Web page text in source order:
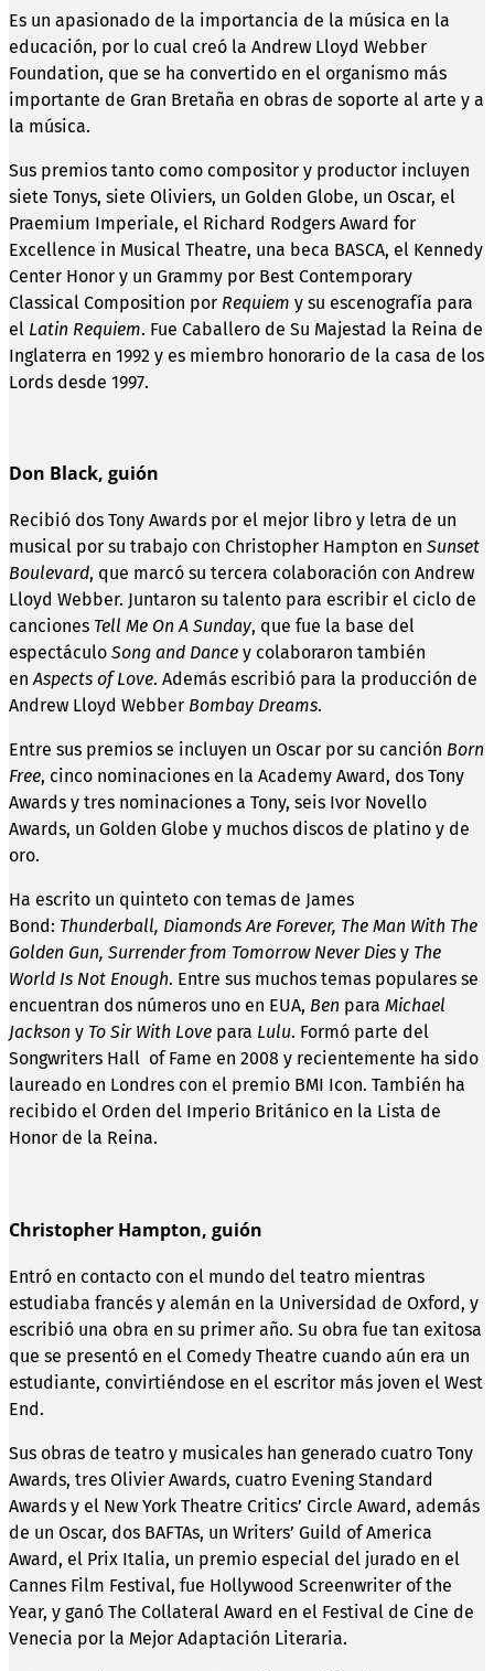
Es un apasionado de la importancia de la música en la
educación, por lo cual creó la Andrew Lloyd Webber
Foundation, que se ha convertido en el organismo más
importante de Gran Bretaña en obras de soporte al arte y a
la música.
Sus premios tanto como compositor y productor incluyen
siete Tonys, siete Oliviers, un Golden Globe, un Oscar, el
Praemium Imperiale, el Richard Rodgers Award for
Excellence in Musical Theatre, una beca BASCA, el Kennedy
Center Honor y un Grammy por Best Contemporary
Classical Composition por Requiem y su escenografía para
el Latin Requiem. Fue Caballero de Su Majestad la Reina de
Inglaterra en 1992 y es miembro honorario de la casa de los
Lords desde 1997.
Don Black, guión
Recibió dos Tony Awards por el mejor libro y letra de un
musical por su trabajo con Christopher Hampton en Sunset
Boulevard, que marcó su tercera colaboración con Andrew
Lloyd Webber. Juntaron su talento para escribir el ciclo de
canciones Tell Me On A Sunday, que fue la base del
espectáculo Song and Dance y colaboraron también
enAspects of Love. Además escribió para la producción de
Andrew Lloyd Webber Bombay Dreams.
Entre sus premios se incluyen un Oscar por su canción Born
Free, cinco nominaciones en la Academy Award, dos Tony
Awards y tres nominaciones a Tony, seis Ivor Novello
Awards, un Golden Globe y muchos discos de platino y de
oro.
Ha escrito un quinteto con temas de James
Bond: Thunderball, Diamonds Are Forever, The Man With The
Golden Gun, Surrender from Tomorrow Never Dies y The
World Is Not Enough. Entre sus muchos temas populares se
encuentran dos números uno en EUA, Ben para Michael
Jackson y To Sir With Love para Lulu. Formó parte del
Songwriters Hall of Fame en 2008 y recientemente ha sido
laureado en Londres con el premio BMI Icon. También ha
recibido el Orden del Imperio Británico en la Lista de
Honor de la Reina.
Christopher Hampton, guión
Entró en contacto con el mundo del teatro mientras
estudiaba francés y alemán en la Universidad de Oxford, y
escribió una obra en su primer año. Su obra fue tan exitosa
que se presentó en el Comedy Theatre cuando aún era un
estudiante, convirtiéndose en el escritor más joven el West
End.
Sus obras de teatro y musicales han generado cuatro Tony
Awards, tres Olivier Awards, cuatro Evening Standard
Awards y el New York Theatre Critics’ Circle Award, además
de un Oscar, dos BAFTAs, un Writers’ Guild of America
Award, el Prix Italia, un premio especial del jurado en el
Cannes Film Festival, fue Hollywood Screenwriter of the
Year, y ganó The Collateral Award en el Festival de Cine de
Venecia por la Mejor Adaptación Literaria.